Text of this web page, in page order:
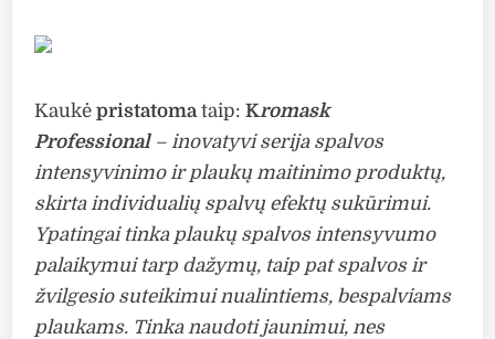
Kaukėpristatomataip:Kromask
Professional– inovatyvi serija spalvos
intensyvinimo ir plaukų maitinimo produktų,
skirta individualių spalvų efektų sukūrimui.
Ypatingai tinka plaukų spalvos intensyvumo
palaikymui tarp dažymų, taip pat spalvos ir
žvilgesio suteikimui nualintiems, bespalviams
plaukams. Tinka naudoti jaunimui, nes